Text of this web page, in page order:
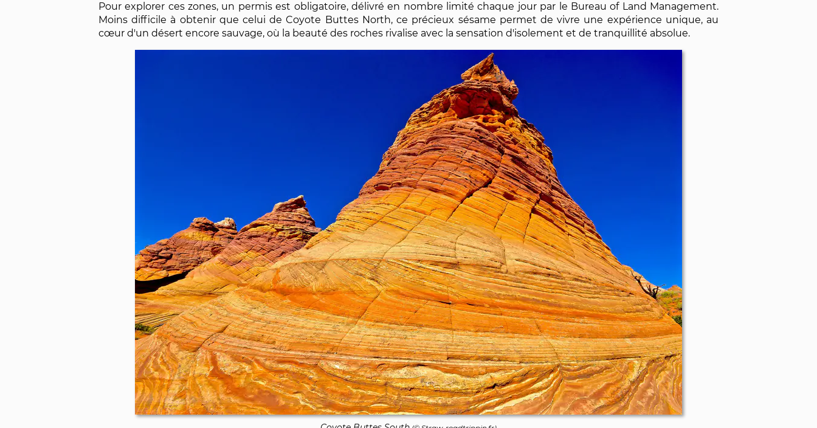
Pour explorer ces zones, un permis est obligatoire, délivré en nombre limité chaque jour par le Bureau of Land Management.
Moins difficile à obtenir que celui de Coyote Buttes North, ce précieux sésame permet de vivre une expérience unique, au
cœur d'un désert encore sauvage, où la beauté des roches rivalise avec la sensation d'isolement et de tranquillité absolue.